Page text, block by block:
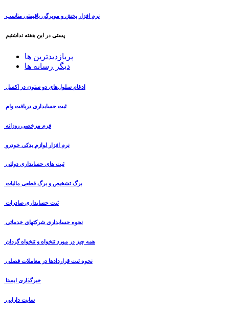
نرم افزار پخش و مویرگی باقیمتی مناسب
پستی در این هفته نداشتیم
پربازدیدترین ها
دیگر رسانه ها
ادغام سلول‌های دو ستون در اکسل
ثبت حسابداری دریافت وام
فرم مرخصی روزانه
نرم افزار لوازم یدکی خودرو
ثبت های حسابداری دولتی
برگ تشخیص و برگ قطعی مالیات
ثبت حسابداری صادرات
نحوه حسابداری شرکتهای خدماتی
همه چیز در مورد تنخواه و تنخواه گردان
نحوه ثبت قراردادها در معاملات فصلی
خبرگذاری ایسنا
سایت دارایی